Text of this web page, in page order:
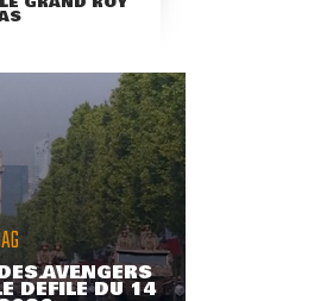
AVENGERS
DÉFILÉ DU 14